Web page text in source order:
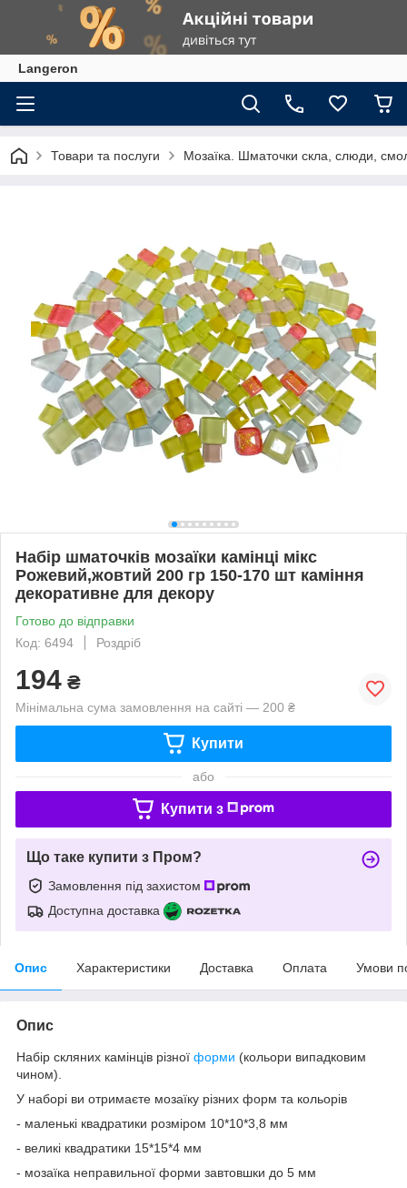
Langeron
Товари та послуги Мозаїка. Шматочки скла, слюди,
Набір шматочків мозаїки камінці мікс
Рожевий,жовтий 200 гр 150-170 шт каміння
декоративне для декору
Готово до відправки
Код: 6494
Роздріб
194 ₴
Мінімальна сума замовлення на сайті — 200 ₴
Купити
або
Купити з
Що таке купити з Пром?
Замовлення під захистом
Доступна доставка
Опис Характеристики Доставка Оплата Умови
Опис
Набір скляних камінців різної форми (кольори випадковим
чином).
У наборі ви отримаєте мозаїку різних форм та кольорів
- маленькі квадратики розміром 10*10*3,8 мм
- великі квадратики 15*15*4 мм
- мозаїка неправильної форми завтовшки до 5 мм